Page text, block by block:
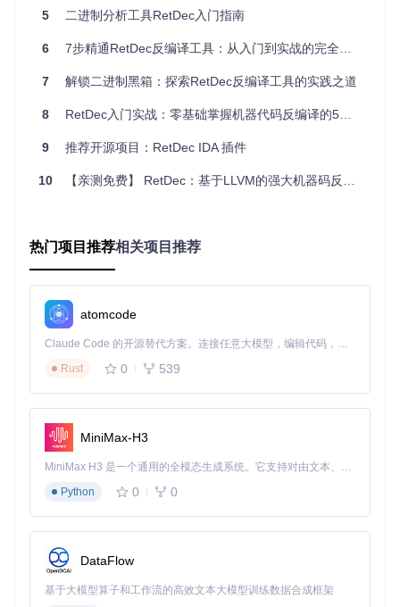
础。
符号信息缺失的应对策略
这使得逆向工程变得更加困难。RetDec采用了多种技术来应
析以及类型推断，帮助分析师恢复有意义的函数和变量名称，
环境搭建与验证：从源码构建RetDec
检查、编译过程和环境验证，确保你能够顺利开始后续的分析
工作。
系统环境准备与依赖检查
在开始构建RetDec之前，需要确保系统满足基本要求并安装
必要的依赖项。以下是在Ubuntu 20.04系统上的准备步骤：
检查系统架构和操作系统版本
预期结果：x86_64架构，Ubuntu 20.04或更高版本
安装基础编译工具和依赖库
sudo apt update && sudo
预期结果：所有依赖包成功安装，无错误提示
检查CMake版本（要求3.14或更高）
5 二进制分析工具RetDec入门指南
6 7步精通RetDec反编译工具：从入门到实战的完全指南
7 解锁二进制黑箱：探索RetDec反编译工具的实践之道
8 RetDec入门实战：零基础掌握机器代码反编译的5个关键步骤
9 推荐开源项目：RetDec IDA 插件
10 【亲测免费】 RetDec：基于LLVM的强大机器码反编译工具
热门项目推荐相关项目推荐
atomcode
Claude Code 的开源替代方案。连接任意大模型，编辑代码，运行命令，自动验证 — 全自动执行。用 Rust 构建，极致性能。 ｜ An open-source alternative to Claude Code. Connect any LLM, edit code, run commands, and verify changes — autonomously. Built in Rust for speed. Get Started
Rust
0 539
MiniMax-H3
MiniMax H3 是一个通用的全模态生成系统。它支持对由文本、图像、视频和音频组成的多模态上下文进行统一理解，并能生成分辨率高达 2K、时长可达 15 秒的带原生立体声音频的视频。得益于面向任务泛化的系统设计，H3 在预训练阶段就已具备广泛的多模态上下文理解与生成能力，能够出色地执行复杂的多模态指令。
Python
0 0
DataFlow
基于大模型算子和工作流的高效文本大模型训练数据合成框架